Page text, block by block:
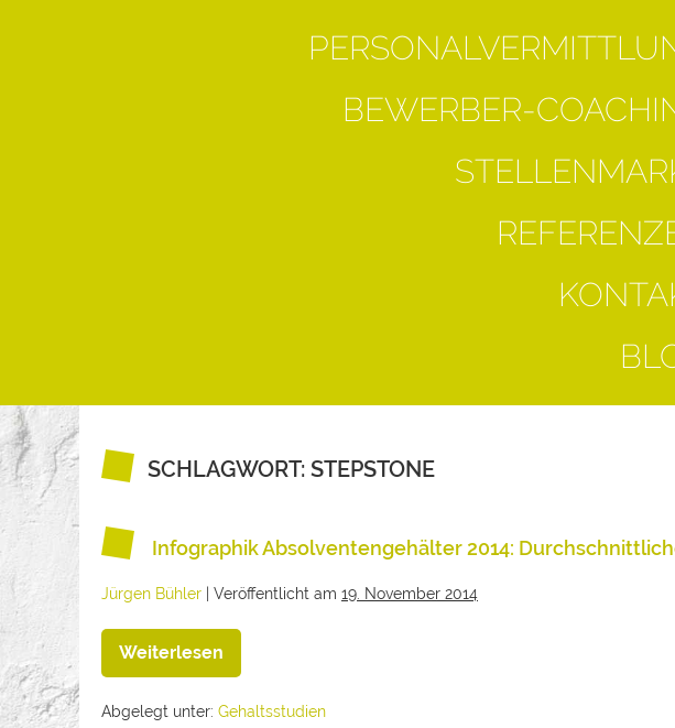
BEWERBER-
SCHLAGWORT: STEPSTONE
Infographik Absolventengehälter 2014:
Jürgen Bühler Veröffentlicht am 19. November 2014
Weiterlesen
Abgelegt unter: Gehaltsstudien